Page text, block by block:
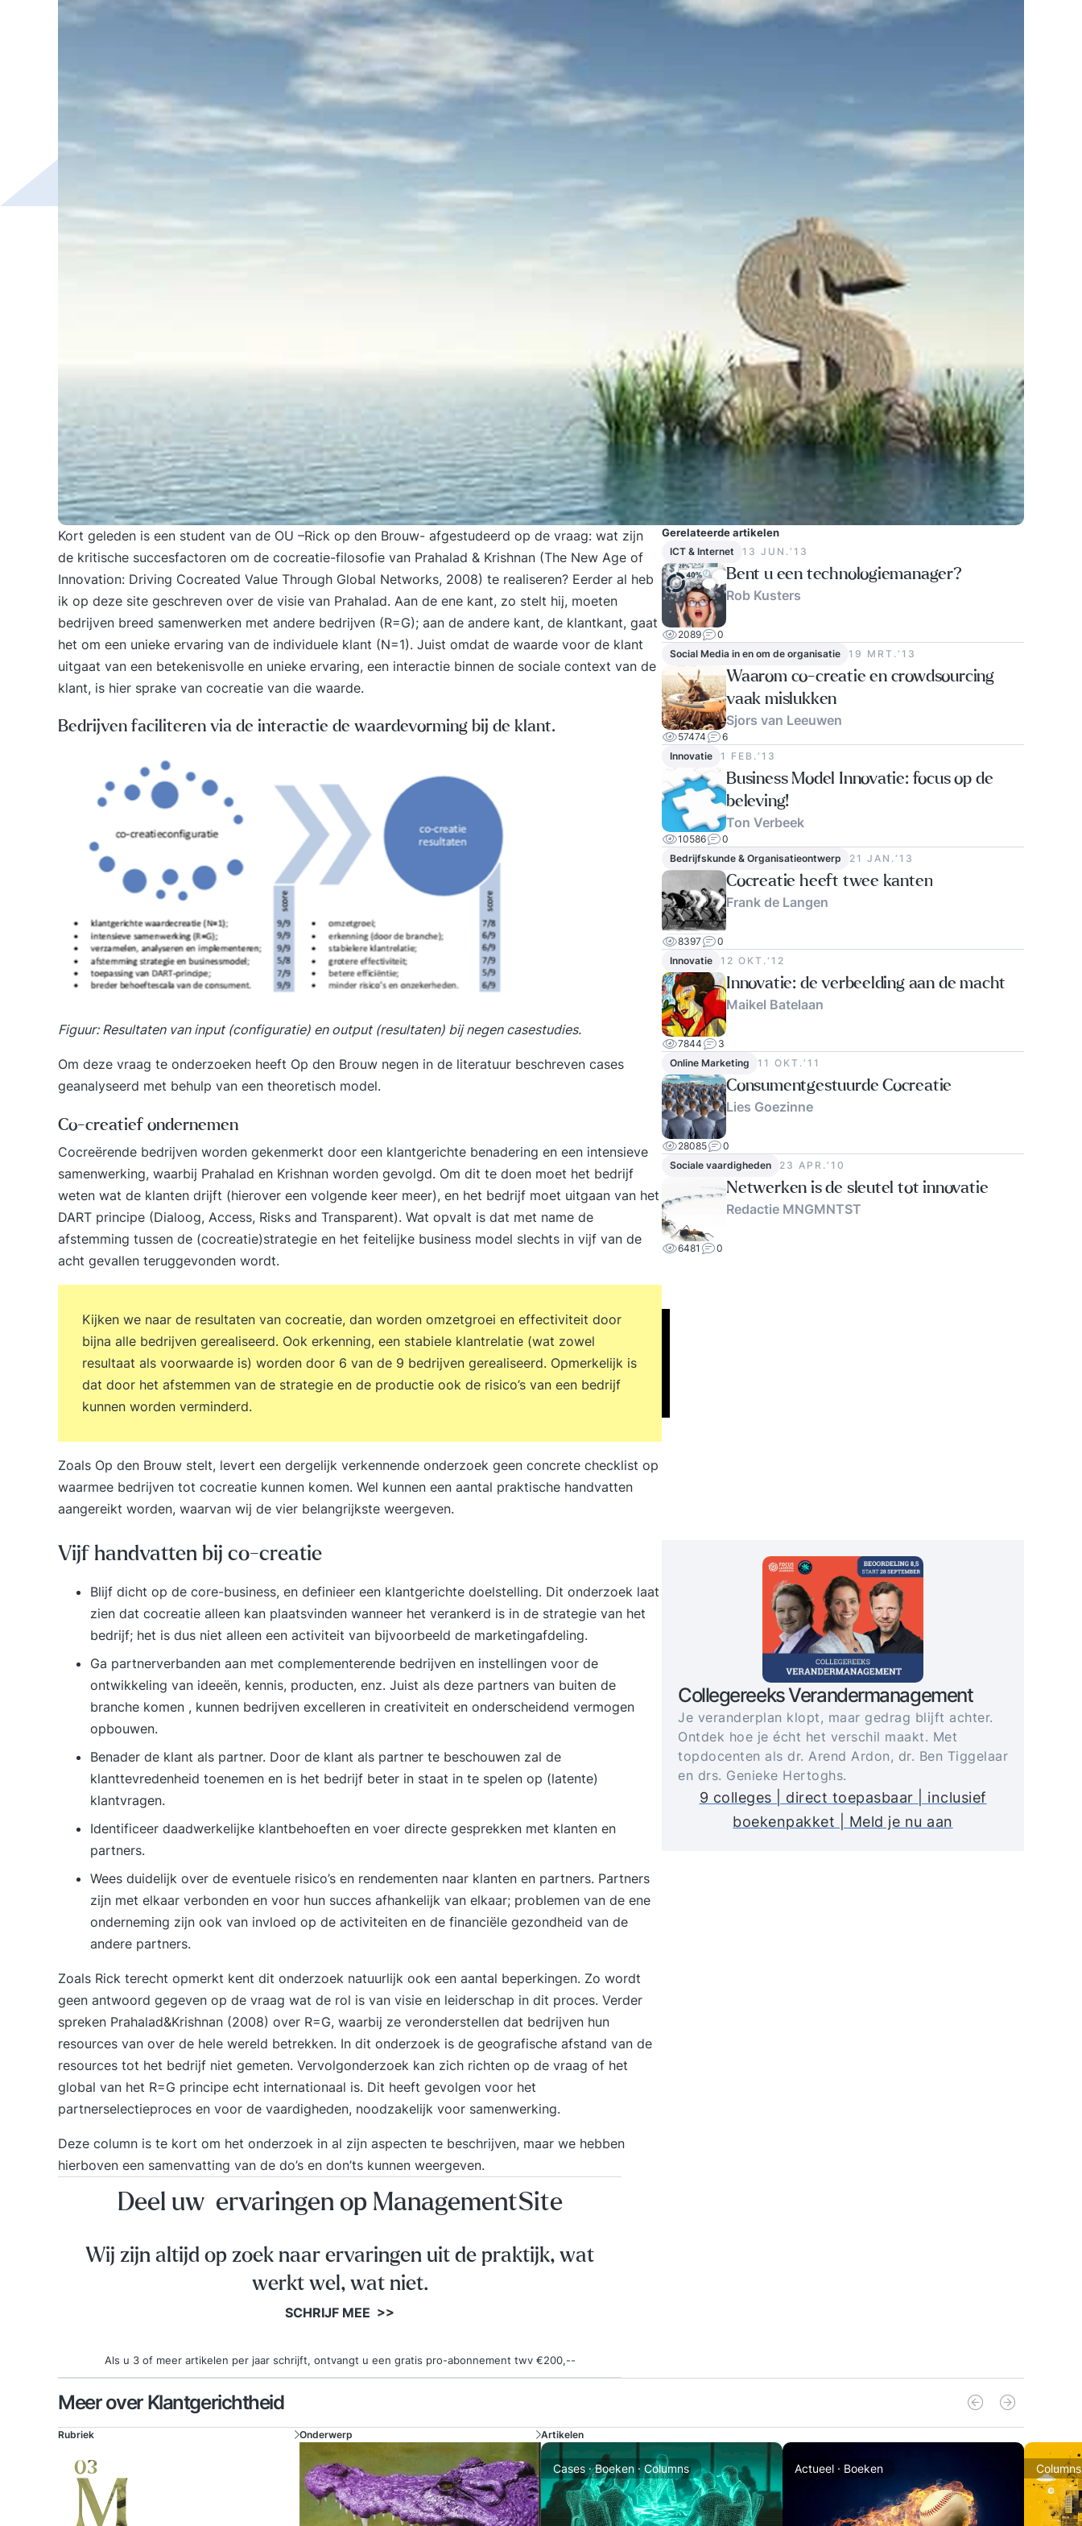
Kort geleden is een student van de OU –Rick op den Brouw- afgestudeerd op de vraag: wat zijn
de kritische succesfactoren om de cocreatie-filosofie van Prahalad & Krishnan (The New Age of
Innovation: Driving Cocreated Value Through Global Networks, 2008) te realiseren? Eerder al heb
ik op deze site geschreven over de visie van Prahalad. Aan de ene kant, zo stelt hij, moeten
bedrijven breed samenwerken met andere bedrijven (R=G); aan de andere kant, de klantkant, gaat
het om een unieke ervaring van de individuele klant (N=1). Juist omdat de waarde voor de klant
uitgaat van een betekenisvolle en unieke ervaring, een interactie binnen de sociale context van de
klant, is hier sprake van cocreatie van die waarde.
Bedrijven faciliteren via de interactie de waardevorming bij de klant.
Figuur: Resultaten van input (configuratie) en output (resultaten) bij negen casestudies.
Om deze vraag te onderzoeken heeft Op den Brouw negen in de literatuur beschreven cases
geanalyseerd met behulp van een theoretisch model.
Co-creatief ondernemen
Cocreërende bedrijven worden gekenmerkt door een klantgerichte benadering en een intensieve
samenwerking, waarbij Prahalad en Krishnan worden gevolgd. Om dit te doen moet het bedrijf
weten wat de klanten drijft (hierover een volgende keer meer), en het bedrijf moet uitgaan van het
DART principe (Dialoog, Access, Risks and Transparent). Wat opvalt is dat met name de
afstemming tussen de (cocreatie)strategie en het feitelijke business model slechts in vijf van de
acht gevallen teruggevonden wordt.
Kijken we naar de resultaten van cocreatie, dan worden omzetgroei en effectiviteit door
bijna alle bedrijven gerealiseerd. Ook erkenning, een stabiele klantrelatie (wat zowel
resultaat als voorwaarde is) worden door 6 van de 9 bedrijven gerealiseerd. Opmerkelijk is
dat door het afstemmen van de strategie en de productie ook de risico’s van een bedrijf
kunnen worden verminderd.
Zoals Op den Brouw stelt, levert een dergelijk verkennende onderzoek geen concrete checklist op
waarmee bedrijven tot cocreatie kunnen komen. Wel kunnen een aantal praktische handvatten
aangereikt worden, waarvan wij de vier belangrijkste weergeven.
Vijf handvatten bij co-creatie
Blijf dicht op de core-business, en definieer een klantgerichte doelstelling. Dit onderzoek laat
zien dat cocreatie alleen kan plaatsvinden wanneer het verankerd is in de strategie van het
bedrijf; het is dus niet alleen een activiteit van bijvoorbeeld de marketingafdeling.
Ga partnerverbanden aan met complementerende bedrijven en instellingen voor de
ontwikkeling van ideeën, kennis, producten, enz. Juist als deze partners van buiten de
branche komen , kunnen bedrijven excelleren in creativiteit en onderscheidend vermogen
opbouwen.
Benader de klant als partner. Door de klant als partner te beschouwen zal de
klanttevredenheid toenemen en is het bedrijf beter in staat in te spelen op (latente)
klantvragen.
Identificeer daadwerkelijke klantbehoeften en voer directe gesprekken met klanten en
partners.
Wees duidelijk over de eventuele risico’s en rendementen naar klanten en partners. Partners
zijn met elkaar verbonden en voor hun succes afhankelijk van elkaar; problemen van de ene
onderneming zijn ook van invloed op de activiteiten en de financiële gezondheid van de
andere partners.
Zoals Rick terecht opmerkt kent dit onderzoek natuurlijk ook een aantal beperkingen. Zo wordt
geen antwoord gegeven op de vraag wat de rol is van visie en leiderschap in dit proces. Verder
spreken Prahalad&Krishnan (2008) over R=G, waarbij ze veronderstellen dat bedrijven hun
resources van over de hele wereld betrekken. In dit onderzoek is de geografische afstand van de
resources tot het bedrijf niet gemeten. Vervolgonderzoek kan zich richten op de vraag of het
global van het R=G principe echt internationaal is. Dit heeft gevolgen voor het
partnerselectieproces en voor de vaardigheden, noodzakelijk voor samenwerking.
Deze column is te kort om het onderzoek in al zijn aspecten te beschrijven, maar we hebben
hierboven een samenvatting van de do’s en don’ts kunnen weergeven.
Gerelateerde artikelen
ICT & Internet 13 JUN.‘13
Bent u een technologiemanager?
Rob Kusters
2089
0
Social Media in en om de organisatie
19 MRT.‘13
Waarom co-creatie en crowdsourcing
vaak mislukken
Sjors van Leeuwen
57474
6
Innovatie
1 FEB.‘13
Business Model Innovatie: focus op de
beleving!
Ton Verbeek
10586
0
Bedrijfskunde & Organisatieontwerp
21 JAN.‘13
Cocreatie heeft twee kanten
Frank de Langen
8397
0
Innovatie
12 OKT.‘12
Innovatie: de verbeelding aan de macht
Maikel Batelaan
7844
3
Online Marketing
11 OKT.‘11
Consumentgestuurde Cocreatie
Lies Goezinne
28085
0
Sociale vaardigheden
23 APR.‘10
Netwerken is de sleutel tot innovatie
Redactie MNGMNTST
6481 0
Collegereeks Verandermanagement
Je veranderplan klopt, maar gedrag blijft achter.
Ontdek hoe je écht het verschil maakt. Met
topdocenten als dr. Arend Ardon, dr. Ben Tiggelaar
en drs. Genieke Hertoghs.
9 colleges | direct toepasbaar | inclusief
boekenpakket | Meld je nu aan
Deel uw ervaringen op ManagementSite
Wij zijn altijd op zoek naar ervaringen uit de praktijk, wat
werkt wel, wat niet.
SCHRIJF MEE >>
Als u 3 of meer artikelen per jaar schrijft, ontvangt u een gratis pro-abonnement twv €200,--
Meer over Klantgerichtheid
Rubriek
03
M
Onderwerp Artikelen
Cases · Boeken · Columns Actueel · Boeken Columns